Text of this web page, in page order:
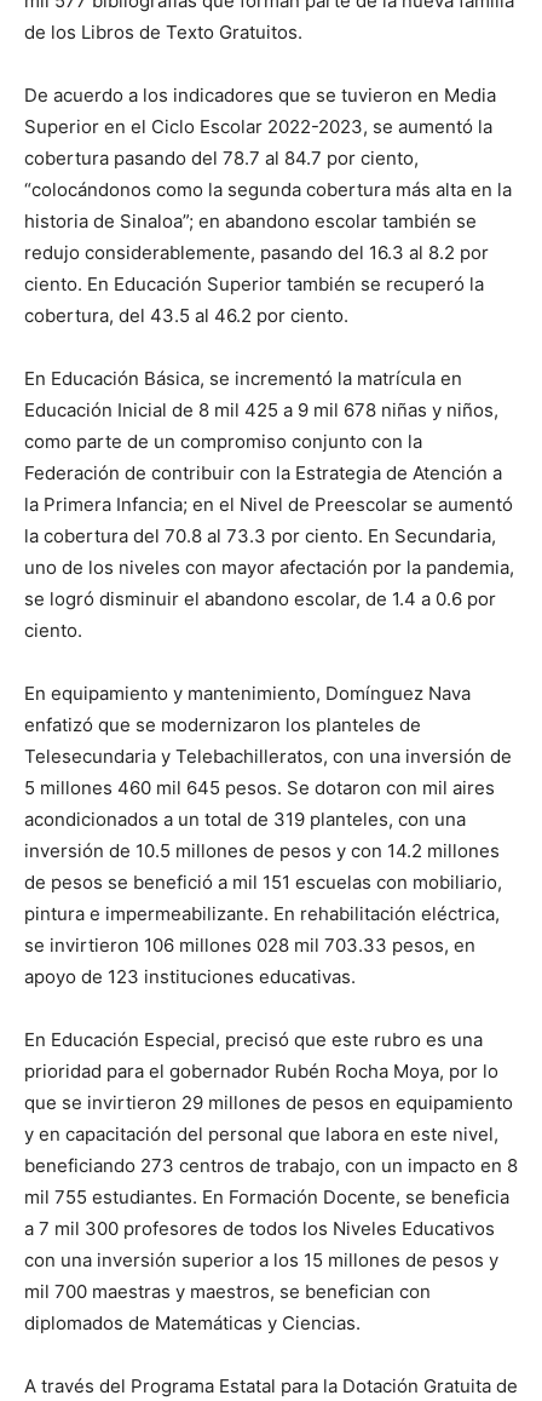
de los Libros de Texto Gratuitos.
De acuerdo a los indicadores que se tuvieron en Media
Superior en el Ciclo Escolar 2022-2023, se aumentó la
cobertura pasando del 78.7 al 84.7 por ciento,
“colocándonos como la segunda cobertura más alta en la
historia de Sinaloa”; en abandono escolar también se
redujo considerablemente, pasando del 16.3 al 8.2 por
ciento. En Educación Superior también se recuperó la
cobertura, del 43.5 al 46.2 por ciento.
En Educación Básica, se incrementó la matrícula en
Educación Inicial de 8 mil 425 a 9 mil 678 niñas y niños,
como parte de un compromiso conjunto con la
Federación de contribuir con la Estrategia de Atención a
la Primera Infancia; en el Nivel de Preescolar se aumentó
la cobertura del 70.8 al 73.3 por ciento. En Secundaria,
uno de los niveles con mayor afectación por la pandemia,
se logró disminuir el abandono escolar, de 1.4 a 0.6 por
ciento.
En equipamiento y mantenimiento, Domínguez Nava
enfatizó que se modernizaron los planteles de
Telesecundaria y Telebachilleratos, con una inversión de
5 millones 460 mil 645 pesos. Se dotaron con mil aires
acondicionados a un total de 319 planteles, con una
inversión de 10.5 millones de pesos y con 14.2 millones
de pesos se benefició a mil 151 escuelas con mobiliario,
pintura e impermeabilizante. En rehabilitación eléctrica,
se invirtieron 106 millones 028 mil 703.33 pesos, en
apoyo de 123 instituciones educativas.
En Educación Especial, precisó que este rubro es una
prioridad para el gobernador Rubén Rocha Moya, por lo
que se invirtieron 29 millones de pesos en equipamiento
y en capacitación del personal que labora en este nivel,
beneficiando 273 centros de trabajo, con un impacto en 8
mil 755 estudiantes. En Formación Docente, se beneficia
a 7 mil 300 profesores de todos los Niveles Educativos
con una inversión superior a los 15 millones de pesos y
mil 700 maestras y maestros, se benefician con
diplomados de Matemáticas y Ciencias.
A través del Programa Estatal para la Dotación Gratuita de